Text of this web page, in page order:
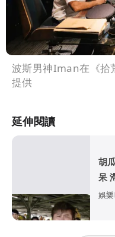
波斯男神Iman在《拾
提供
延伸閱讀
胡
呆
子
娛